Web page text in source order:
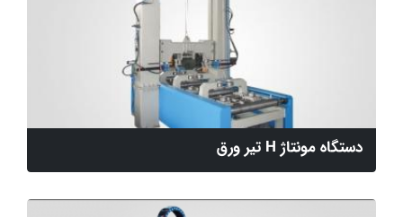
دستگاه مونتاژ H تیر ورق